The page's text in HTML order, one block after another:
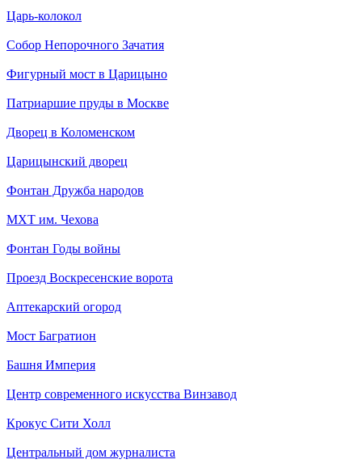
Царь-колокол
Собор Непорочного Зачатия
Фигурный мост в Царицыно
Патриаршие пруды в Москве
Дворец в Коломенском
Царицынский дворец
Фонтан Дружба народов
МХТ им. Чехова
Фонтан Годы войны
Проезд Воскресенские ворота
Аптекарский огород
Мост Багратион
Башня Империя
Центр современного искусства Винзавод
Крокус Сити Холл
Центральный дом журналиста